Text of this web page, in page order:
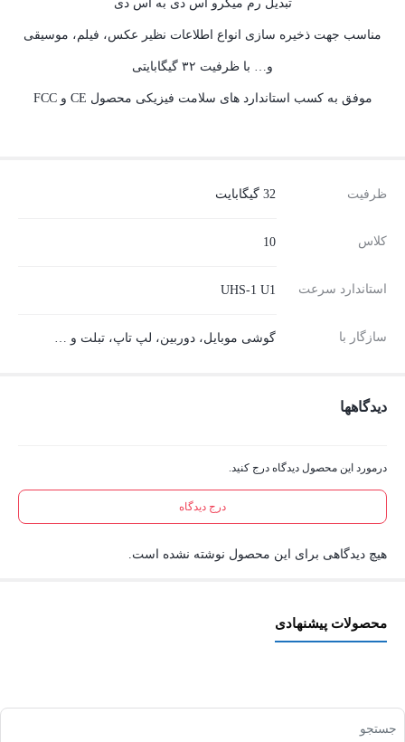
تبدیل رم میکرو اس دی به اس دی
مناسب جهت ذخیره سازی انواع اطلاعات نظیر عکس، فیلم، موسیقی
و… با ظرفیت ۳۲ گیگابایتی
موفق به کسب استاندارد های سلامت فیزیکی محصول CE و FCC
ظرفیت 32 گیگابایت
کلاس 10
استاندارد سرعت UHS-1 U1
سازگار با گوشی موبایل، دوربین، لپ تاپ، تبلت و …
دیدگاهها
درمورد این محصول دیدگاه درج کنید.
درج دیدگاه
هیچ دیدگاهی برای این محصول نوشته نشده است.
محصولات پیشنهادی